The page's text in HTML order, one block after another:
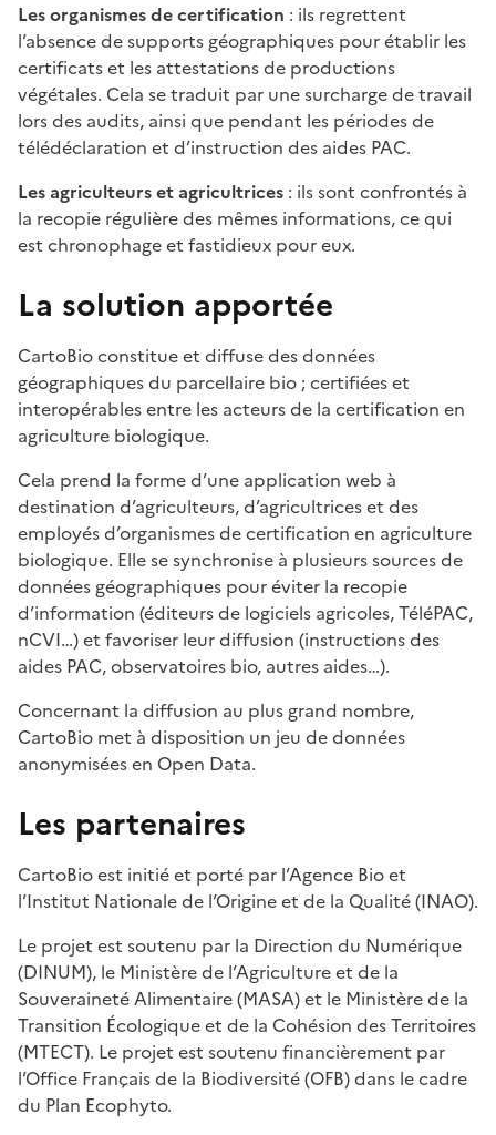
Les organismes de certification : ils regrettent
l’absence de supports géographiques pour établir les
certificats et les attestations de productions
végétales. Cela se traduit par une surcharge de travail
lors des audits, ainsi que pendant les périodes de
télédéclaration et d’instruction des aides PAC.
Les agriculteurs et agricultrices : ils sont confrontés à
la recopie régulière des mêmes informations, ce qui
est chronophage et fastidieux pour eux.
La solution apportée
CartoBio constitue et diffuse des données
géographiques du parcellaire bio ; certifiées et
interopérables entre les acteurs de la certification en
agriculture biologique.
Cela prend la forme d’une application web à
destination d’agriculteurs, d’agricultrices et des
employés d’organismes de certification en agriculture
biologique. Elle se synchronise à plusieurs sources de
données géographiques pour éviter la recopie
d’information (éditeurs de logiciels agricoles, TéléPAC,
nCVI…) et favoriser leur diffusion (instructions des
aides PAC, observatoires bio, autres aides…).
Concernant la diffusion au plus grand nombre,
CartoBio met à disposition un jeu de données
anonymisées en Open Data.
Les partenaires
CartoBio est initié et porté par l’Agence Bio et
l’Institut Nationale de l’Origine et de la Qualité (INAO).
Le projet est soutenu par la Direction du Numérique
(DINUM), le Ministère de l’Agriculture et de la
Souveraineté Alimentaire (MASA) et le Ministère de la
Transition Écologique et de la Cohésion des Territoires
(MTECT). Le projet est soutenu financièrement par
l’Office Français de la Biodiversité (OFB) dans le cadre
du Plan Ecophyto.